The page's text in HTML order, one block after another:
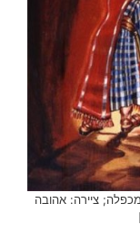
ציירה: אהובה